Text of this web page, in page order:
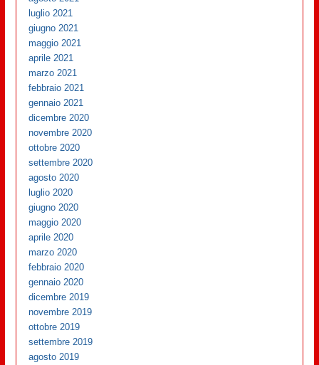
luglio 2021
giugno 2021
maggio 2021
aprile 2021
marzo 2021
febbraio 2021
gennaio 2021
dicembre 2020
novembre 2020
ottobre 2020
settembre 2020
agosto 2020
luglio 2020
giugno 2020
maggio 2020
aprile 2020
marzo 2020
febbraio 2020
gennaio 2020
dicembre 2019
novembre 2019
ottobre 2019
settembre 2019
agosto 2019